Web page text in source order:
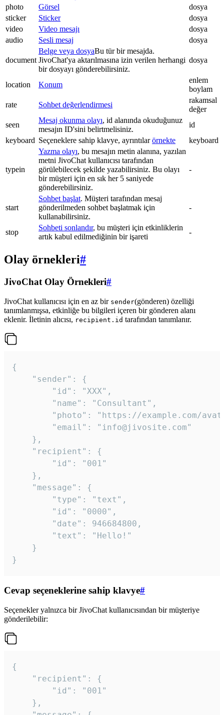
photo
Görsel
dosya
sticker
Sticker
dosya
video
Video mesajı
dosya
audio
Sesli mesaj dosya
document
Belge veya dosyaBu tür bir mesajda.
JivoChat'ya aktarılmasına izin verilen herhangi
bir dosyayı gönderebilirsiniz.
dosya
location Konum
enlem
boylam
rate
Sohbet değerlendirmesi
rakamsal
değer
seen
Mesaj okunma olayı, id alanında okuduğunuz
mesajın ID'sini belirtmelisiniz.
id
keyboard Seçeneklere sahip klavye, ayrıntılarörnekte keyboard
typein
Yazma olayı, bu mesajın metin alanına, yazılan
metni JivoChat kullanıcısı tarafından
görülebilecek şekilde yazabilirsiniz. Bu olayı
bir müşteri için en sık her 5 saniyede
gönderebilirsiniz.
-
start
Sohbet başlat. Müşteri tarafından mesaj
gönderilmeden sohbet başlatmak için
kullanabilirsiniz.
-
stop
Sohbeti sonlandır, bu müşteri için etkinliklerin
artık kabul edilmediğinin bir işareti
-
Olay örnekleri#
JivoChat Olay Örnekleri#
JivoChat kullanıcısı için en az bir sender(gönderen) özelliği
tanımlanmışsa, etkinliğe bu bilgileri içeren bir gönderen alanı
eklenir. İletinin alıcısı, recipient.id tarafından tanımlanır.
{
}
Cevap seçeneklerine sahip klavye#
Seçenekler yalnızca bir JivoChat kullanıcısından bir müşteriye
gönderilebilir:
{